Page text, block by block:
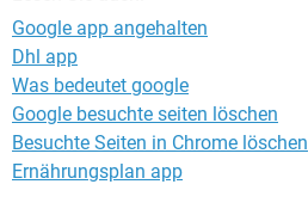
Google app angehalten
Dhl app
Was bedeutet google
Google besuchte seiten löschen
Besuchte Seiten in Chrome löschen
Ernährungsplan app